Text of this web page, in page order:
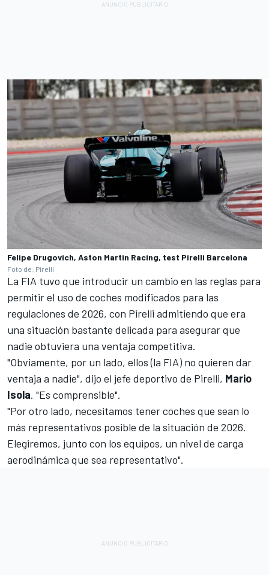
Felipe Drugovich, Aston Martin Racing, test Pirelli Barcelona
Foto de: Pirelli
La FIA tuvo que introducir un cambio en las reglas para
permitir el uso de coches modificados para las
regulaciones de 2026, con Pirelli admitiendo que era
una situación bastante delicada para asegurar que
nadie obtuviera una ventaja competitiva.
"Obviamente, por un lado, ellos (la FIA) no quieren dar
ventaja a nadie", dijo el jefe deportivo de Pirelli, Mario
Isola. "Es comprensible".
"Por otro lado, necesitamos tener coches que sean lo
más representativos posible de la situación de 2026.
Elegiremos, junto con los equipos, un nivel de carga
aerodinámica que sea representativo".